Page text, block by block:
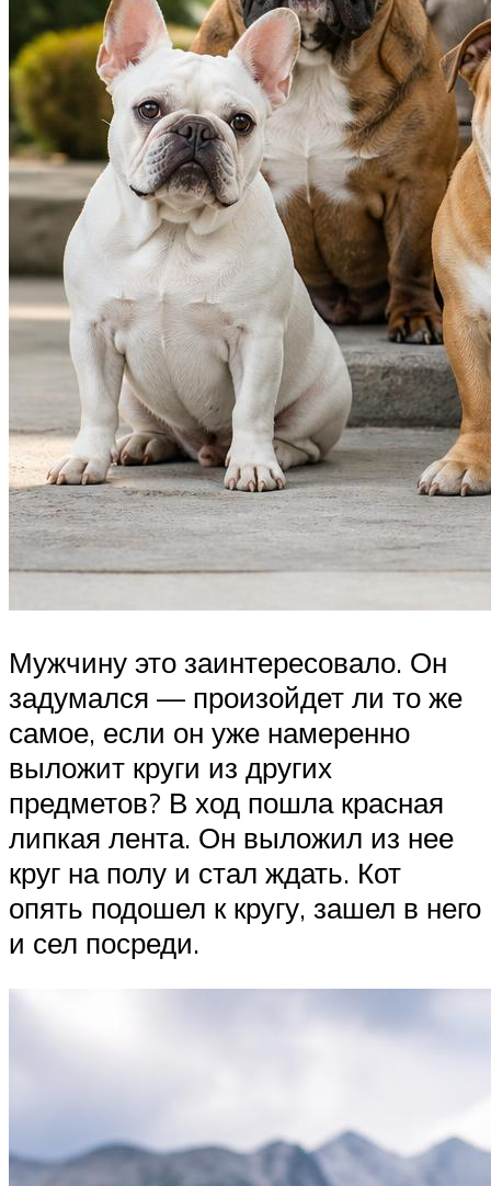
Мужчину это заинтересовало. Он
задумался — произойдет ли то же
самое, если он уже намеренно
выложит круги из других
предметов? В ход пошла красная
липкая лента. Он выложил из нее
круг на полу и стал ждать. Кот
опять подошел к кругу, зашел в него
и сел посреди.